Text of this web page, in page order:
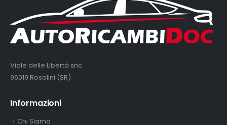
Viale delle Libertà snc
96019 Rosolini (SR)
Informazioni
Chi Siamo